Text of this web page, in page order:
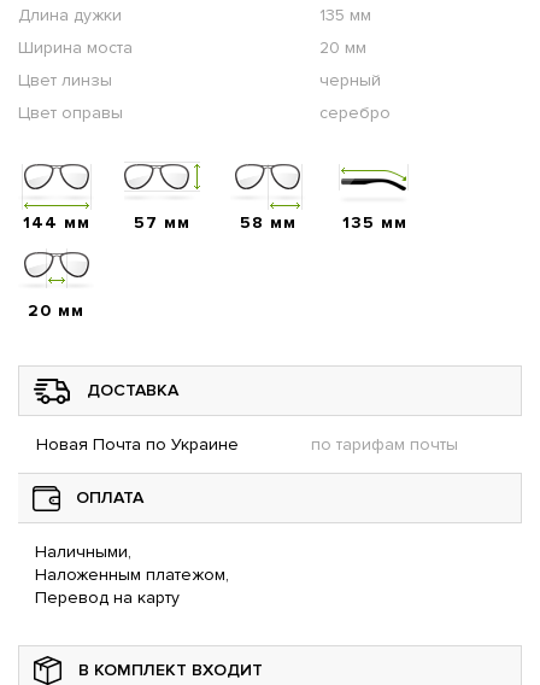
Длина дужки
135 мм
Ширина моста
20 мм
Цвет линзы
черный
Цвет оправы
серебро
144 мм 57 мм 58 мм 135 мм
20 мм
ДОСТАВКА
Новая Почта по Украине по тарифам почты
ОПЛАТА
Наличными,
Наложенным платежом,
Перевод на карту
В КОМПЛЕКТ ВХОДИТ